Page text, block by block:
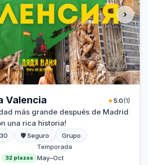
›
Valencia ★5.0(1)
más grande después de Madrid
una rica historia!
🛡 Seguro
Grupo
32 plazas
Temporada
May–Oct